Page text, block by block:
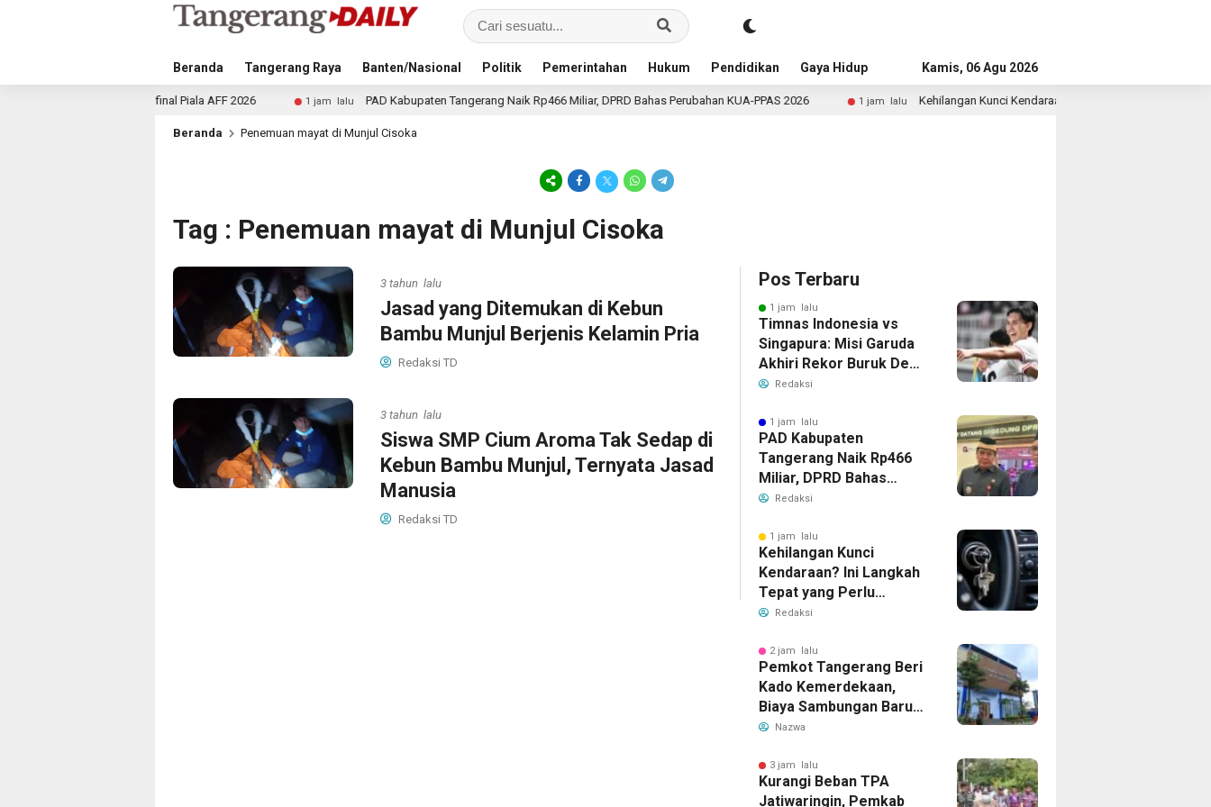
Beranda Tangerang Raya Banten/Nasional Politik Pemerintahan Hukum Pendidikan Gaya Hidup AdvertorialKamis, 06 Agu 2026
1 jam lalu PAD Kabupaten Tangerang Naik Rp466 Miliar, DPRD Bahas Perubahan KUA-PPAS 2026 1 jam lalu Kehilangan Kunci Kendaraan? Ini Langkah Tepat yang Perlu Dilakukan
Beranda Penemuan mayat di Munjul Cisoka
Tag : Penemuan mayat di Munjul Cisoka
3 tahun lalu
Jasad yang Ditemukan di Kebun
Bambu Munjul Berjenis Kelamin Pria
Redaksi TD
3 tahun lalu
Siswa SMP Cium Aroma Tak Sedap di
Kebun Bambu Munjul, Ternyata Jasad
Manusia
Redaksi TD
Pos Terbaru
1 jam lalu
Timnas Indonesia vs
Singapura: Misi Garuda
Akhiri Rekor Buruk Demi
Tiket Semifinal Piala AFF
Redaksi
1 jam lalu
PAD Kabupaten
Tangerang Naik Rp466
Miliar, DPRD Bahas
Perubahan KUA-PPAS
Redaksi
1 jam lalu
Kehilangan Kunci
Kendaraan? Ini Langkah
Tepat yang Perlu
Dilakukan
Redaksi
2 jam lalu
Pemkot Tangerang Beri
Kado Kemerdekaan,
Biaya Sambungan Baru
Air Bersih Dipangkas
Nazwa
3 jam lalu
Kurangi Beban TPA
Jatiwaringin, Pemkab